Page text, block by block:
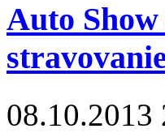
Auto